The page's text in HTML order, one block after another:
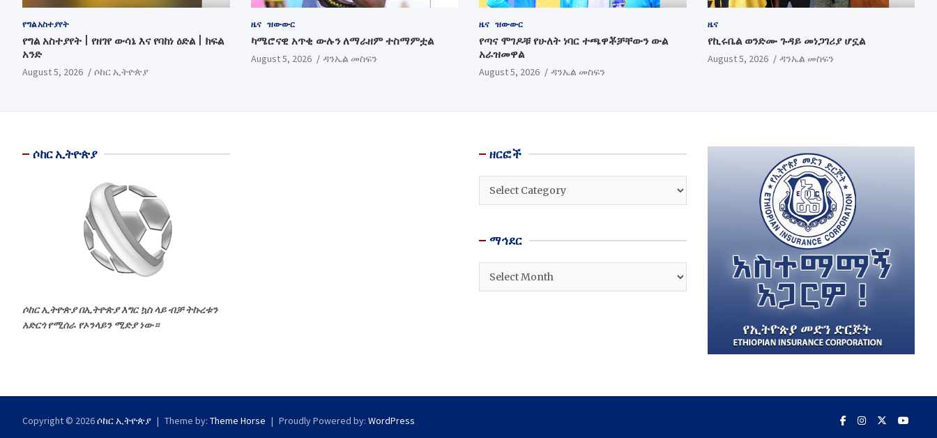
የግል አስተያየት
የግል አስተያየት | የዘገየ ውሳኔ እና የባከነ ዕድል | ክፍል
አንድ
August 5, 2026 ሶከር ኢትዮጵያ
ዜና ዝውውር
ካሜሮናዊ አጥቂ ውሉን ለማራዘም ተስማምቷል
August 5, 2026 ዳንኤል መስፍን
ዜና ዝውውር
የጣና ሞገዶቹ የሁለት ነባር ተጫዋቾቻቸውን ውል
አራዝመዋል
August 5, 2026 ዳንኤል መስፍን
ዜና
የኪሩቤል ወንድሙ ጉዳይ መነጋገሪያ ሆኗል
August 5, 2026 ዳንኤል መስፍን
ሶከር ኢትዮጵያ
ሶከር ኢትዮጵያ በኢትዮጵያ እግር ኳስ ላይ ብቻ ትኩረቱን
አድርጎ የሚሰራ የኦንላይን ሚድያ ነው።
ዘርፎች
ዘርፎች
ማኅደር
ማኅደር
Copyright © 2026ሶከር ኢትዮጵያ Theme by: Theme Horse Proudly Powered by: WordPress